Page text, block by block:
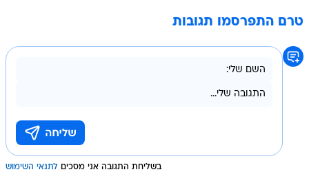
טרם התפרסמו תגובות
בשליחת התגובה אני מסכים לתנאי השימוש